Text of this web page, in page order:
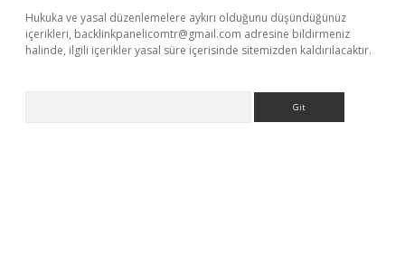
Hukuka ve yasal düzenlemelere aykırı olduğunu düşündüğünüz
içerikleri, backlinkpanelicomtr@gmail.com adresine bildirmeniz
halinde, ilgili içerikler yasal süre içerisinde sitemizden kaldırılacaktır.